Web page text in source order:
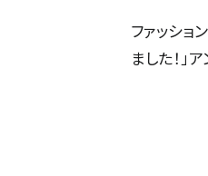
ファッショ
ました！」